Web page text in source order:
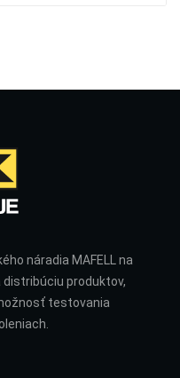
náradia MAFELL na
distribúciu produktov,
testovania